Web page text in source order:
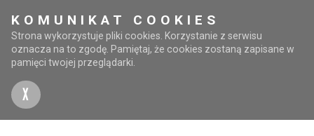
KOMUNIKAT COOKIES
Strona wykorzystuje pliki cookies. Korzystanie z serwisu
oznacza na to zgodę. Pamiętaj, że cookies zostaną zapisane w
pamięci twojej przeglądarki.
X